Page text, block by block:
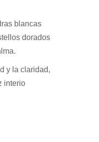
blancas
dorados
y la claridad,
interio